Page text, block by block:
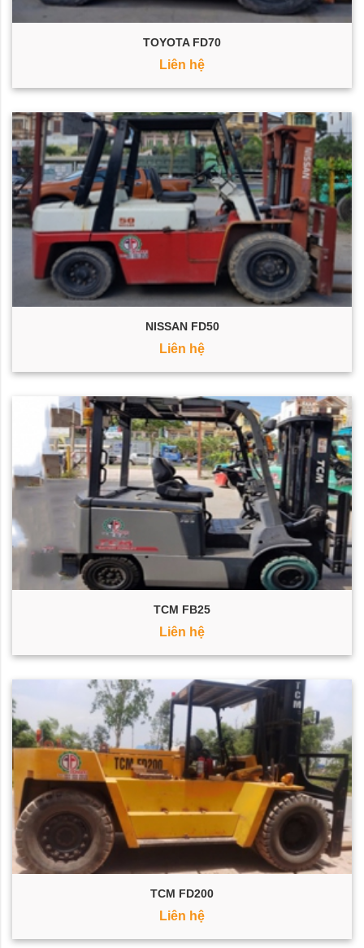
TOYOTA FD70
Liên hệ
NISSAN FD50
Liên hệ
TCM FB25
Liên hệ
TCM FD200
Liên hệ